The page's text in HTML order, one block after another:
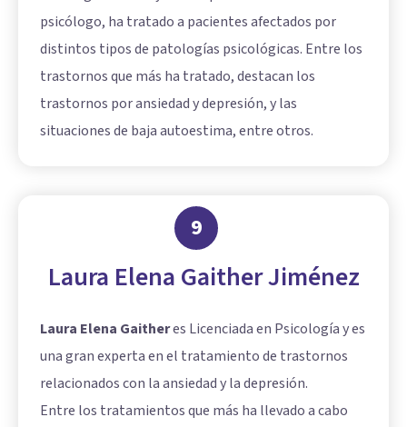
psicólogo, ha tratado a pacientes afectados por
distintos tipos de patologías psicológicas. Entre los
trastornos que más ha tratado, destacan los
trastornos por ansiedad y depresión, y las
situaciones de baja autoestima, entre otros.
9
Laura Elena Gaither Jiménez
Laura Elena Gaitheres Licenciada en Psicología y es
una gran experta en el tratamiento de trastornos
relacionados con la ansiedad y la depresión.
Entre los tratamientos que más ha llevado a cabo